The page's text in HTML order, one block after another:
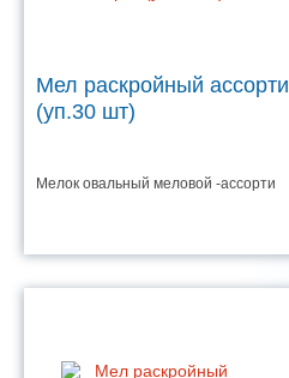
Мел раскройный ассорти
(уп.30 шт)
Мелок овальный меловой -ассорти